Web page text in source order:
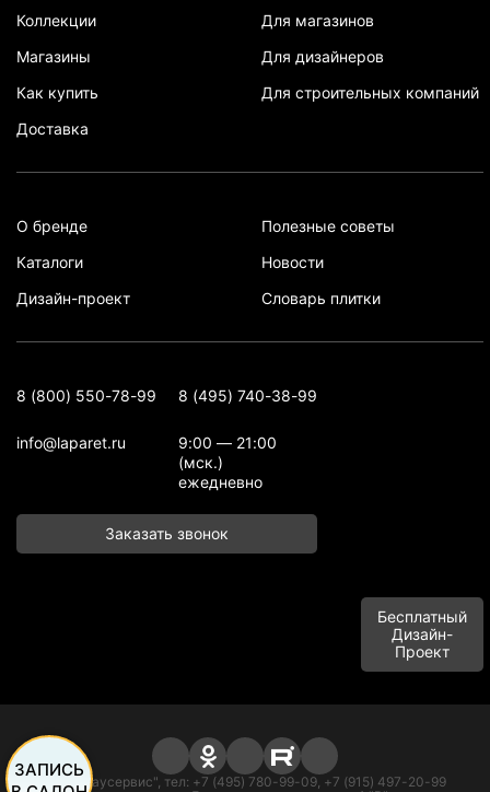
Коллекции
Магазины
Как купить
Доставка
Для магазинов
Для дизайнеров
Для строительных компаний
О бренде
Каталоги
Дизайн-проект
Полезные советы
Новости
Словарь плитки
8 (800) 550-78-99 8 (495) 740-38-99
info@laparet.ru
9:00 — 21:00
(мск.)
ежедневно
Заказать звонок
Бесплатный
Дизайн-
Проект
ООО "Баусервис", тел: +7 (495) 780-99-09, +7 (915) 497-20-99
ЗАПИСЬ